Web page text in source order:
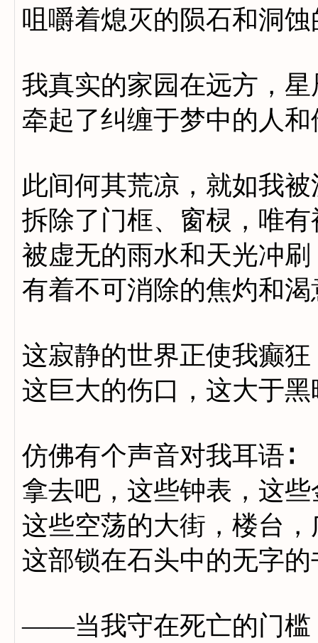
咀嚼着熄灭的陨石和洞
我真实的家园在远方，
牵起了纠缠于梦中的人
此间何其荒凉，就如我
拆除了门框、窗棂，唯
被虚无的雨水和天光冲刷
有着不可消除的焦灼和
这寂静的世界正使我癫狂
这巨大的伤口，这大于
仿佛有个声音对我耳语∶
拿去吧，这些钟表，这
这些空荡的大街，楼台
这部锁在石头中的无字的
——当我守在死亡的门槛